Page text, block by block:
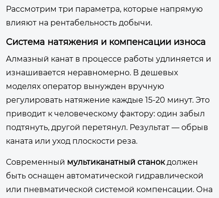
Рассмотрим три параметра, которые напрямую
влияют на рентабельность добычи.
Система натяжения и компенсации износа
Алмазный канат в процессе работы удлиняется и
изнашивается неравномерно. В дешевых
моделях оператор вынужден вручную
регулировать натяжение каждые 15-20 минут. Это
приводит к человеческому фактору: один забыл
подтянуть, другой перетянул. Результат — обрыв
каната или уход плоскости реза.
Современный мультиканатный станокдолжен
быть оснащен автоматической гидравлической
или пневматической системой компенсации. Она